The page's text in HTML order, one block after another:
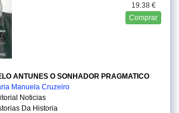
19.38 €
Comprar
ANTUNES O SONHADOR PRAGMATICO
Manuela Cruzeiro
Noticias
Da Historia